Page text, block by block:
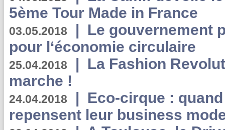
5ème Tour Made in France
03.05.2018 | Le gouvernement
pour l‘économie circulaire
25.04.2018 | La Fashion
marche !
24.04.2018 | Eco-cirque :
repensent leur business